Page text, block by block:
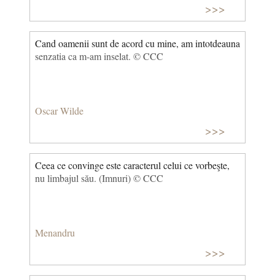
>>>
Cand oamenii sunt de acord cu mine, am intotdeauna
senzatia ca m-am inselat. © CCC
Oscar Wilde
>>>
Ceea ce convinge este caracterul celui ce vorbeşte,
nu limbajul său. (Imnuri) © CCC
Menandru
>>>